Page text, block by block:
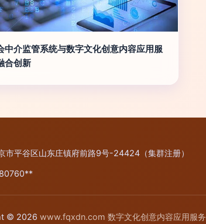
中介监管系统与数字文化创意内容应用服
合创新
市平谷区山东庄镇府前路9号-24424（集群注册）
© 2026 www.fqxdn.com 数字文化创意内容应用服务